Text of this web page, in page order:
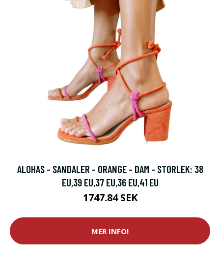
ALOHAS - SANDALER - ORANGE - DAM - STORLEK: 38
EU,39 EU,37 EU,36 EU,41 EU
1747.84 SEK
MER INFO!